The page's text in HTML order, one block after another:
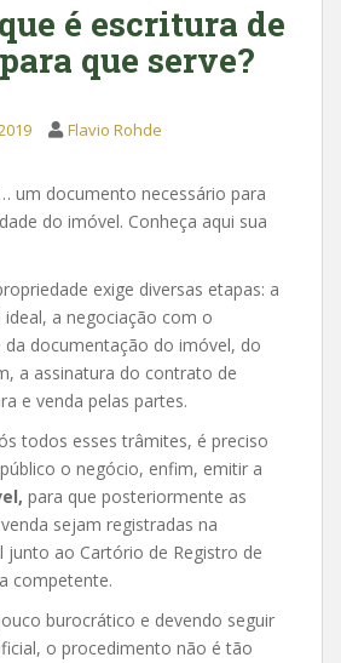
é escritura de
que serve?
Flavio Rohde
um documento necessário para
do imóvel. Conheça aqui sua
exige diversas etapas: a
a negociação com o
da documentação do imóvel, do
a assinatura do contrato de
e venda pelas partes.
todos esses trâmites, é preciso
o negócio, enfim, emitir a
para que posteriormente as
sejam registradas na
junto ao Cartório de Registro de
competente.
burocrático e devendo seguir
o procedimento não é tão